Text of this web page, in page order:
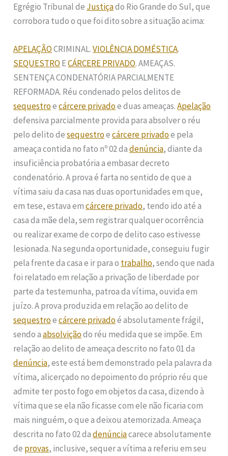
Egrégio Tribunal de Justiçado Rio Grande do Sul, que
corrobora tudo o que foi dito sobre a situação acima:
APELAÇÃOCRIMINAL.VIOLÊNCIA DOMÉSTICA.
SEQUESTRO ECÁRCERE PRIVADO. AMEAÇAS.
SENTENÇA CONDENATÓRIA PARCIALMENTE
REFORMADA. Réu condenado pelos delitos de
sequestroecárcere privadoe duas ameaças.Apelação
defensiva parcialmente provida para absolver o réu
pelo delito desequestroecárcere privadoe pela
ameaça contida no fato nº 02 dadenúncia, diante da
insuficiência probatória a embasar decreto
condenatório. A prova é farta no sentido de que a
vítima saiu da casa nas duas oportunidades em que,
em tese, estava emcárcere privado, tendo ido até a
casa da mãe dela, sem registrar qualquer ocorrência
ou realizar exame de corpo de delito caso estivesse
lesionada. Na segunda oportunidade, conseguiu fugir
pela frente da casa e ir para o trabalho, sendo que nada
foi relatado em relação a privação de liberdade por
parte da testemunha, patroa da vítima, ouvida em
juízo. A prova produzida em relação ao delito de
sequestroecárcere privadoé absolutamente frágil,
sendo aabsolviçãodo réu medida que se impõe. Em
relação ao delito de ameaça descrito no fato 01 da
denúncia, este está bem demonstrado pela palavra da
vítima, alicerçado no depoimento do próprio réu que
admite ter posto fogo em objetos da casa, dizendo à
vítima que se ela não ficasse com ele não ficaria com
mais ninguém, o que a deixou atemorizada. Ameaça
descrita no fato 02 dadenúnciacarece absolutamente
de provas, inclusive, sequer a vítima a referiu em seu